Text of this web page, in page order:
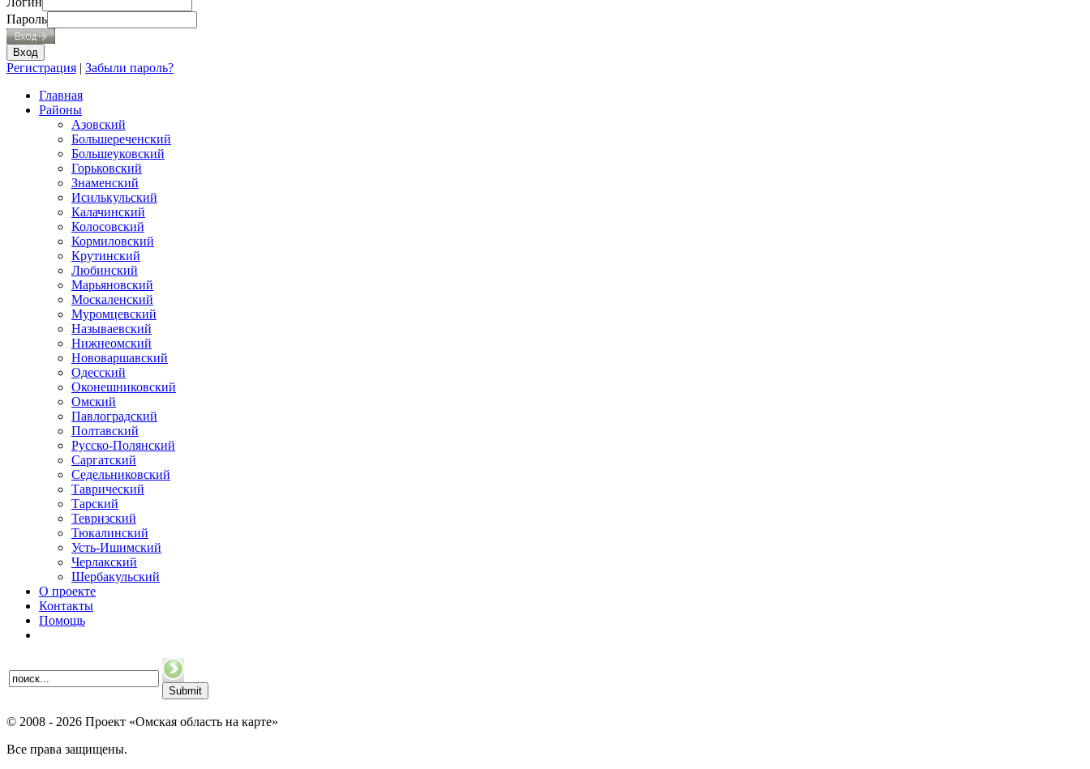
Пароль
Регистрация | Забыли пароль?
Главная
Районы
Азовский
Большереченский
Большеуковский
Горьковский
Знаменский
Исилькульский
Калачинский
Колосовский
Кормиловский
Крутинский
Любинский
Марьяновский
Москаленский
Муромцевский
Называевский
Нижнеомский
Нововаршавский
Одесский
Оконешниковский
Омский
Павлоградский
Полтавский
Русско-Полянский
Саргатский
Седельниковский
Таврический
Тарский
Тевризский
Тюкалинский
Усть-Ишимский
Черлакский
Шербакульский
О проекте
Контакты
Помощь
© 2008 - 2026 Проект «Омская область на карте»
Все права защищены.